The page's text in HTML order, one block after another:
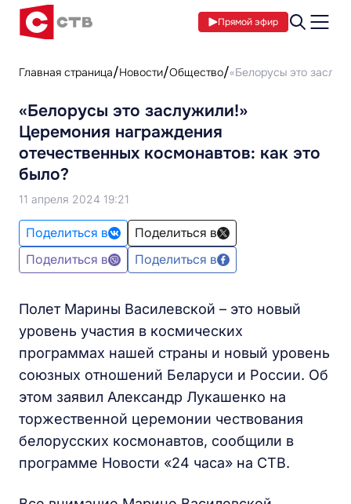
Прямой эфир
Главная страница Новости Общество «Белорусы это
«Белорусы это заслужили!»
Церемония награждения
отечественных космонавтов: как это
было?
11 апреля 2024 19:21
Поделиться в
Поделиться в
Поделиться в
Поделиться в
Полет Марины Василевской – это новый
уровень участия в космических
программах нашей страны и новый уровень
союзных отношений Беларуси и России. Об
этом заявил Александр Лукашенко на
торжественной церемонии чествования
белорусских космонавтов, сообщили в
программе Новости «24 часа» на СТВ.